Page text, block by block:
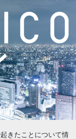
きたことについて情